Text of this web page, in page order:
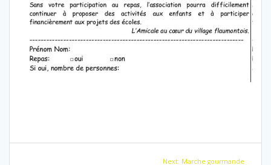
Next: Next
Marche gourmande